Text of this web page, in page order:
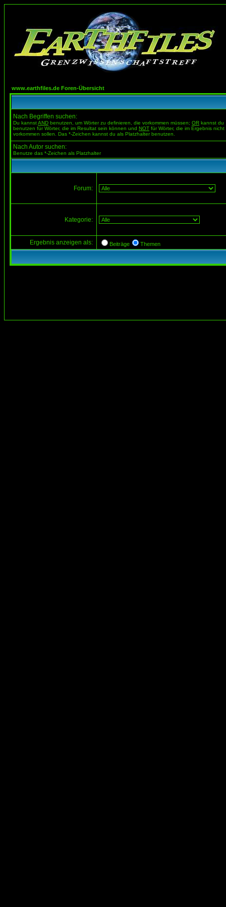
www.earthfiles.de Foren-Übersicht
Nach Begriffen suchen:
Du kannstAND benutzen, um Wörter zu definieren, die vorkommen müssen; OR kannst du
benutzen für Wörter, die im Resultat sein können und NOT für Wörter, die im Ergebnis nicht
vorkommen sollen. Das *-Zeichen kannst du als Platzhalter benutzen.
Nach Autor suchen:
Benutze das *-Zeichen als Platzhalter
Forum:
Kategorie:
Ergebnis anzeigen als: Beiträge Themen